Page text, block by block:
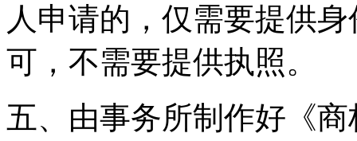
人申请的，仅需要提供
可，不需要提供执照。
五、由事务所制作好《